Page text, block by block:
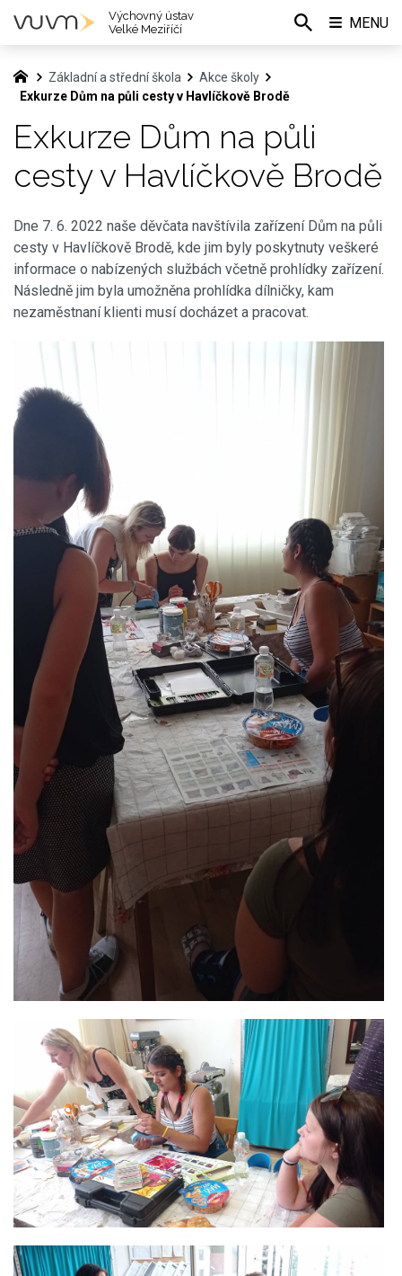
Základní a střední škola
Akce školy
Exkurze Dům na půli cesty v Havlíčkově Brodě
Exkurze Dům na půli
cesty v Havlíčkově Brodě
Dne 7. 6. 2022 naše děvčata navštívila zařízení Dům na půli
cesty v Havlíčkově Brodě, kde jim byly poskytnuty veškeré
informace o nabízených službách včetně prohlídky zařízení.
Následně jim byla umožněna prohlídka dílničky, kam
nezaměstnaní klienti musí docházet a pracovat.
Výchovný ústav
Velké Meziříčí
MENU